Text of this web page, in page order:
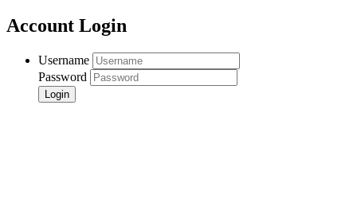
Account Login
Username
Password